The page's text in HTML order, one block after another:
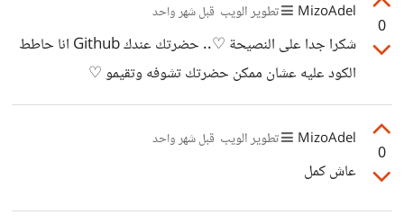
0
MizoAdel تطوير الويب قبل شهر واحد
شكرا جدا على النصيحة ♡.. حضرتك عندك Github انا حاطط
الكود عليه عشان ممكن حضرتك تشوفه وتقيمو ♡
0
MizoAdel تطوير الويب قبل شهر واحد
عاش كمل